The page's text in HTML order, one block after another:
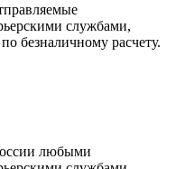
службами,
безналичному расчету.
любыми